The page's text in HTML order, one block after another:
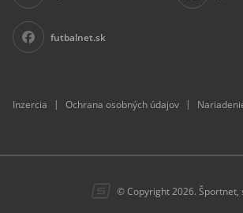
futbalnet.sk
Inzercia | Ochrana osobných údajov |
© Copyright 2026. Športnet,